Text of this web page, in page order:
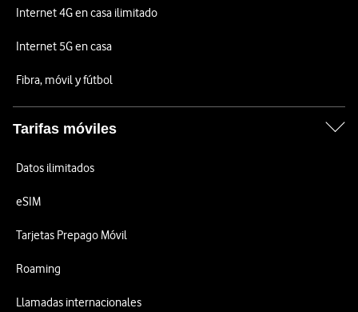
Internet 4G en casa ilimitado
Internet 5G en casa
Fibra, móvil y fútbol
Tarifas móviles
Datos ilimitados
eSIM
Tarjetas Prepago Móvil
Roaming
Llamadas internacionales